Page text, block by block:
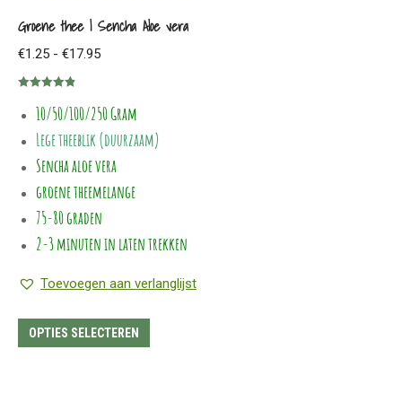
Groene thee | Sencha Aloe vera
€1.25 - €17.95Prijsklasse:
€17.95
4.86uit 5
10/50/100/250 Gram
Lege theeblik (duurzaam)
Sencha aloe vera
groene theemelange
75-80 graden
2-3 minuten in laten trekken
Toevoegen aan verlanglijst
OPTIES SELECTEREN